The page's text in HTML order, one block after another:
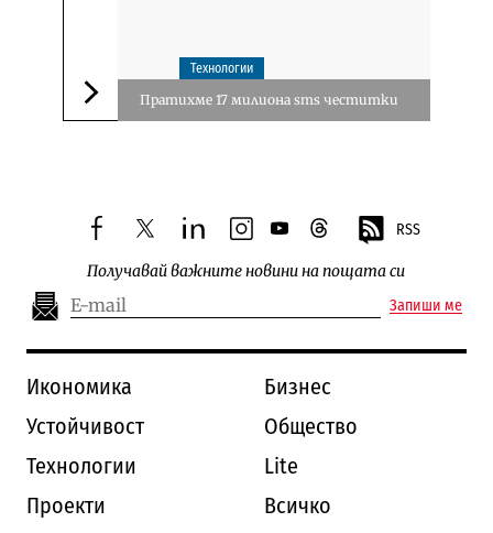
Следваща новина
Технологии
Пратихме 17 милиона sms честитки
facebooktwitterlinkedininstagram
youtubethreads RSS
Получавай важните новини на пощата си
Запиши ме
Икономика
Бизнес
Устойчивост
Общество
Технологии
Lite
Проекти
Всичко